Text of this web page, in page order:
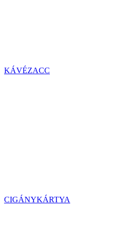
KÁVÉZACC
CIGÁNYKÁRTYA